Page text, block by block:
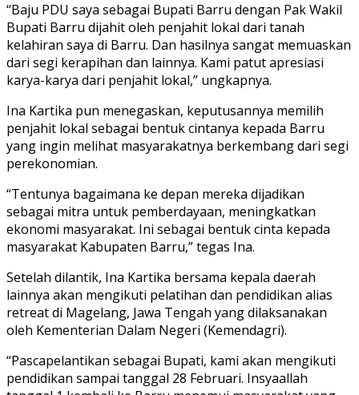
“Baju PDU saya sebagai Bupati Barru dengan Pak Wakil
Bupati Barru dijahit oleh penjahit lokal dari tanah
kelahiran saya di Barru. Dan hasilnya sangat memuaskan
dari segi kerapihan dan lainnya. Kami patut apresiasi
karya-karya dari penjahit lokal,” ungkapnya.
Ina Kartika pun menegaskan, keputusannya memilih
penjahit lokal sebagai bentuk cintanya kepada Barru
yang ingin melihat masyarakatnya berkembang dari segi
perekonomian.
“Tentunya bagaimana ke depan mereka dijadikan
sebagai mitra untuk pemberdayaan, meningkatkan
ekonomi masyarakat. Ini sebagai bentuk cinta kepada
masyarakat Kabupaten Barru,” tegas Ina.
Setelah dilantik, Ina Kartika bersama kepala daerah
lainnya akan mengikuti pelatihan dan pendidikan alias
retreat di Magelang, Jawa Tengah yang dilaksanakan
oleh Kementerian Dalam Negeri (Kemendagri).
“Pascapelantikan sebagai Bupati, kami akan mengikuti
pendidikan sampai tanggal 28 Februari. Insyaallah